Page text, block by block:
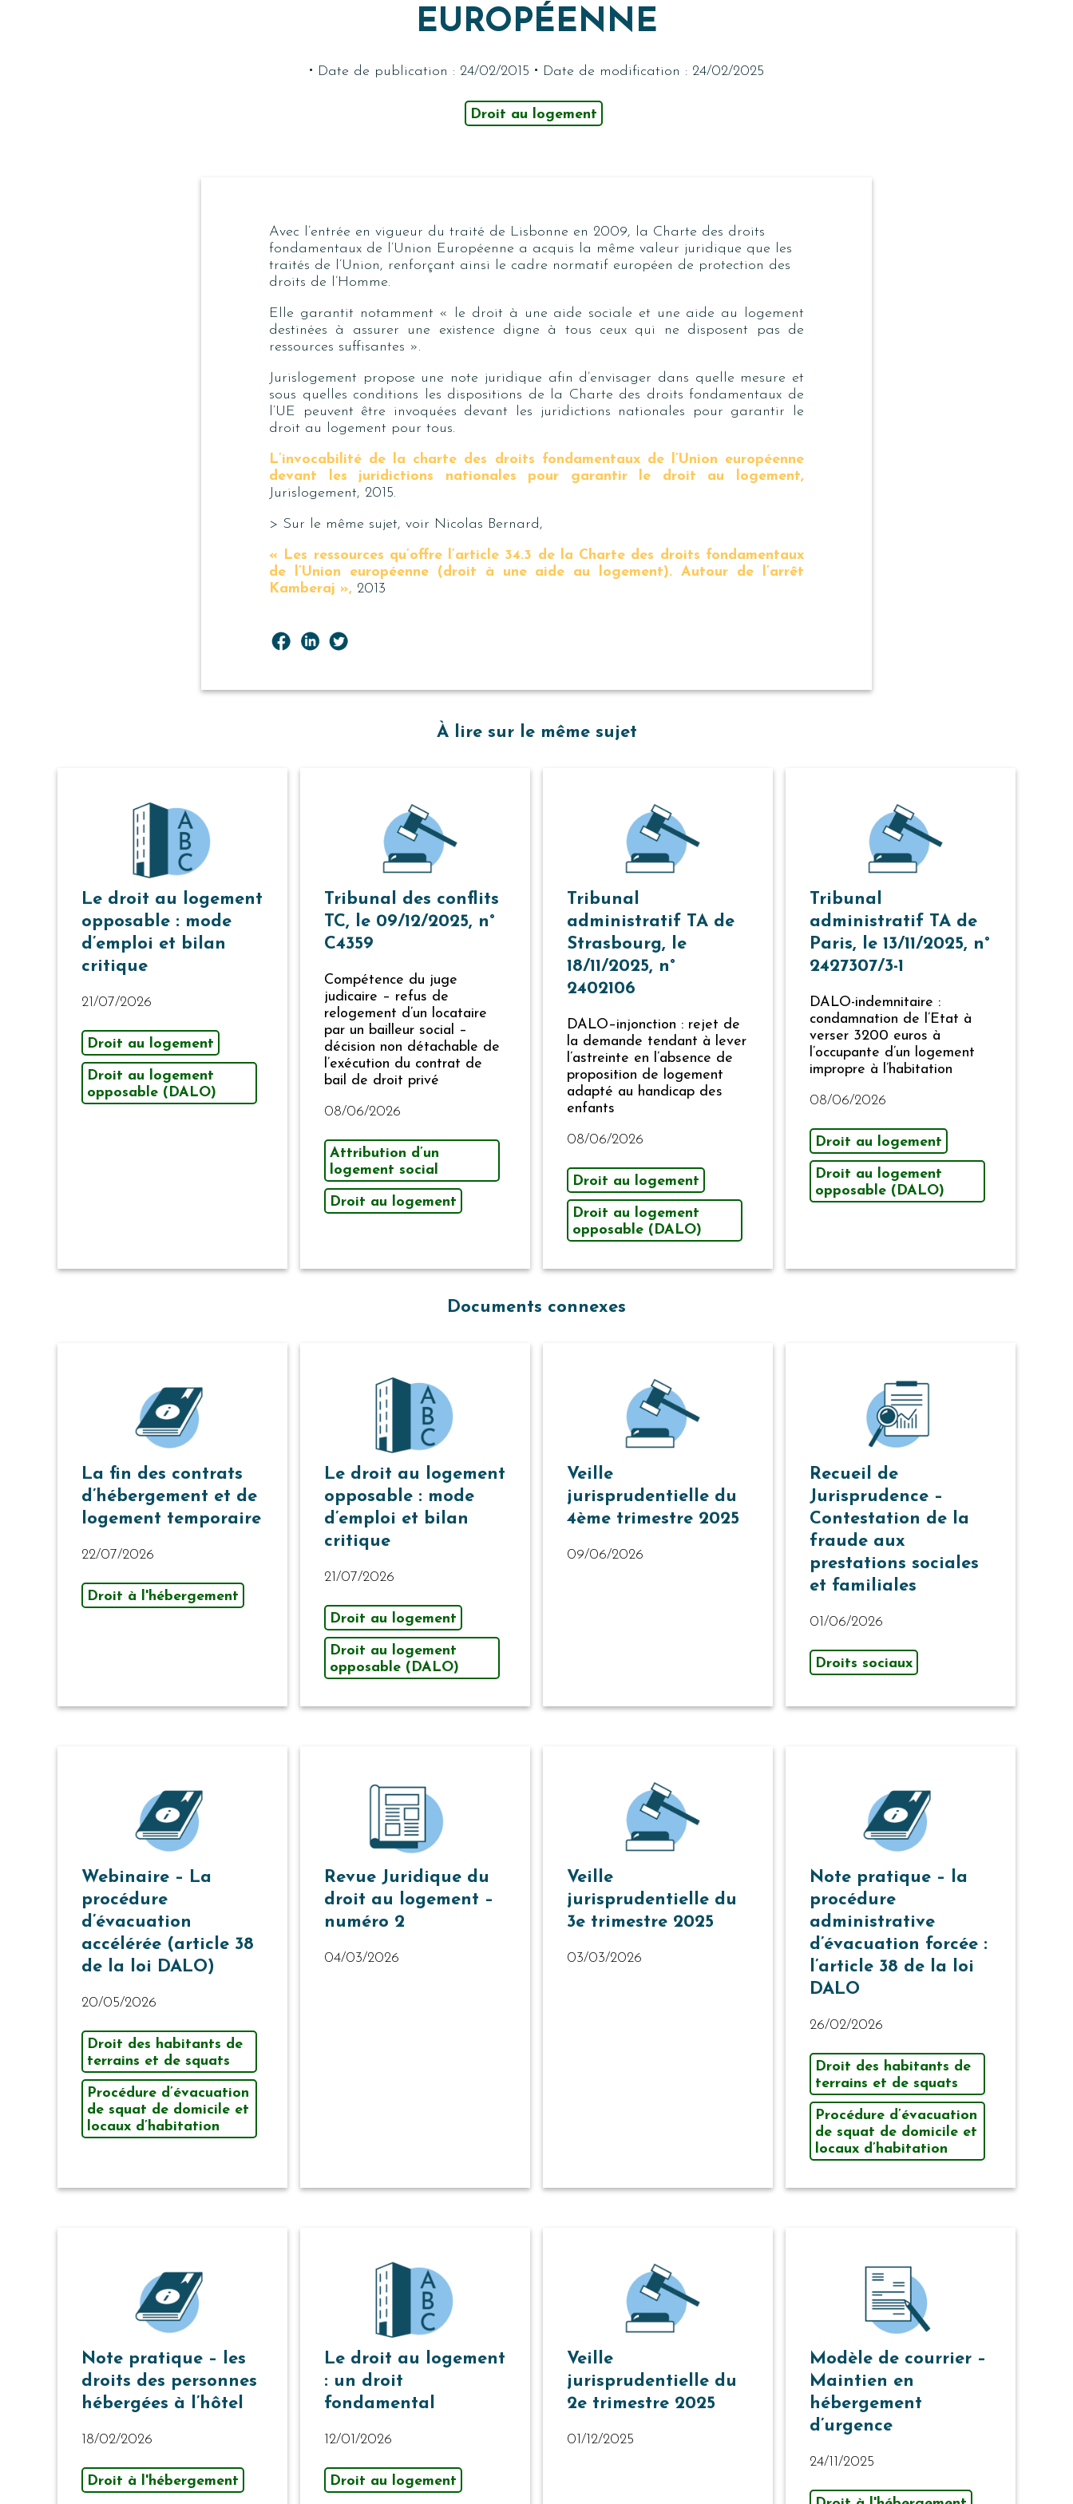
EUROPÉENNE
· Date de publication : 24/02/2015 · Date de modification : 24/02/2025
Droit au logement
Avec l’entrée en vigueur du traité de Lisbonne en 2009, la Charte des droits
fondamentaux de l’Union Européenne a acquis la même valeur juridique que les
traités de l’Union, renforçant ainsi le cadre normatif européen de protection des
droits de l’Homme.
Elle garantit notamment « le droit à une aide sociale et une aide au logement
destinées à assurer une existence digne à tous ceux qui ne disposent pas de
ressources suffisantes ».
Jurislogement propose une note juridique afin d’envisager dans quelle mesure et
sous quelles conditions les dispositions de la Charte des droits fondamentaux de
l’UE peuvent être invoquées devant les juridictions nationales pour garantir le
droit au logement pour tous.
L’invocabilité de la charte des droits fondamentaux de l’Union européenne
devant les juridictions nationales pour garantir le droit au logement,
Jurislogement, 2015.
> Sur le même sujet, voir Nicolas Bernard,
« Les ressources qu’offre l’article 34.3 de la Charte des droits fondamentaux
de l’Union européenne (droit à une aide au logement). Autour de l’arrêt
Kamberaj », 2013
À lire sur le même sujet
Le droit au logement
opposable : mode
d’emploi et bilan
critique
21/07/2026
Droit au logement
Droit au logement
opposable (DALO)
Tribunal des conflits
TC, le 09/12/2025, n°
C4359
Compétence du juge
judicaire – refus de
relogement d’un locataire
par un bailleur social –
décision non détachable de
l’exécution du contrat de
bail de droit privé
08/06/2026
Attribution d’un
logement social
Droit au logement
Tribunal
administratif TA de
Strasbourg, le
18/11/2025, n°
2402106
DALO–injonction : rejet de
la demande tendant à lever
l’astreinte en l’absence de
proposition de logement
adapté au handicap des
enfants
08/06/2026
Droit au logement
Droit au logement
opposable (DALO)
Tribunal
administratif TA de
Paris, le 13/11/2025, n°
2427307/3-1
DALO-indemnitaire :
condamnation de l’Etat à
verser 3200 euros à
l’occupante d’un logement
impropre à l’habitation
08/06/2026
Droit au logement
Droit au logement
opposable (DALO)
Documents connexes
La fin des contrats
d’hébergement et de
logement temporaire
22/07/2026
Droit à l'hébergement
Le droit au logement
opposable : mode
d’emploi et bilan
critique
21/07/2026
Droit au logement
Droit au logement
opposable (DALO)
Veille
jurisprudentielle du
4ème trimestre 2025
09/06/2026
Recueil de
Jurisprudence –
Contestation de la
fraude aux
prestations sociales
et familiales
01/06/2026
Droits sociaux
Webinaire – La
procédure
d’évacuation
accélérée (article 38
de la loi DALO)
20/05/2026
Droit des habitants de
terrains et de squats
Procédure d’évacuation
de squat de domicile et
locaux d’habitation
Revue Juridique du
droit au logement –
numéro 2
04/03/2026
Veille
jurisprudentielle du
3e trimestre 2025
03/03/2026
Note pratique – la
procédure
administrative
d’évacuation forcée :
l’article 38 de la loi
DALO
26/02/2026
Droit des habitants de
terrains et de squats
Procédure d’évacuation
de squat de domicile et
locaux d’habitation
Note pratique – les
droits des personnes
hébergées à l’hôtel
18/02/2026
Droit à l'hébergement
Le droit au logement
: un droit
fondamental
12/01/2026
Droit au logement
Veille
jurisprudentielle du
2e trimestre 2025
01/12/2025
Modèle de courrier –
Maintien en
hébergement
d’urgence
24/11/2025